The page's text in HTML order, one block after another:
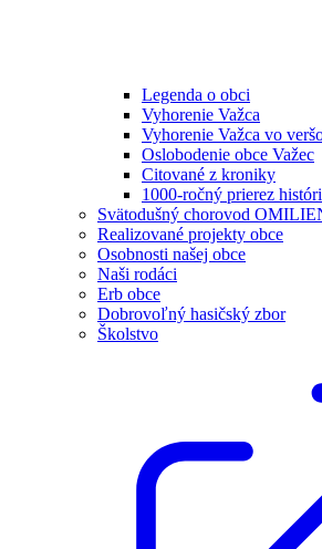
Legenda o obci
Vyhorenie Važca
Vyhorenie Važca vo
Oslobodenie obce Važec
Citované z kroniky
1000-ročný prierez
Svätodušný chorovod
Realizované projekty obce
Osobnosti našej obce
Naši rodáci
Erb obce
Dobrovoľný hasičský zbor
Školstvo